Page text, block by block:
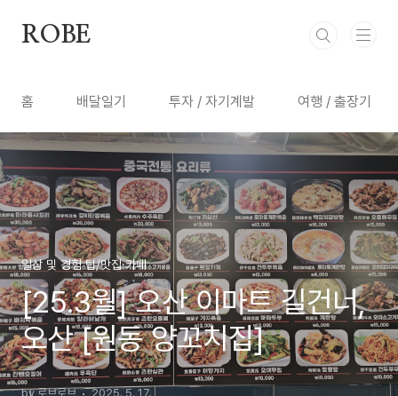
ROBE
홈 배달일기 투자 / 자기계발 여행 / 출장기
일상 및 경험 팁/맛집·카페
[25.3월] 오산 이마트 길건너,
오산 [원동 양꼬치집]
by 로브로브 2025. 5. 17.